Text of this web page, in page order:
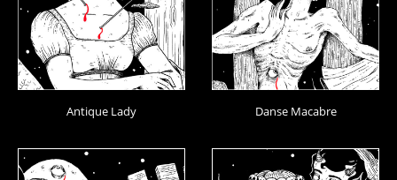
Antique Lady Danse Macabre